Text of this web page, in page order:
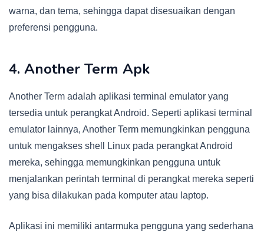
warna, dan tema, sehingga dapat disesuaikan dengan
preferensi pengguna.
4. Another Term Apk
Another Term adalah aplikasi terminal emulator yang
tersedia untuk perangkat Android. Seperti aplikasi terminal
emulator lainnya, Another Term memungkinkan pengguna
untuk mengakses shell Linux pada perangkat Android
mereka, sehingga memungkinkan pengguna untuk
menjalankan perintah terminal di perangkat mereka seperti
yang bisa dilakukan pada komputer atau laptop.
Aplikasi ini memiliki antarmuka pengguna yang sederhana